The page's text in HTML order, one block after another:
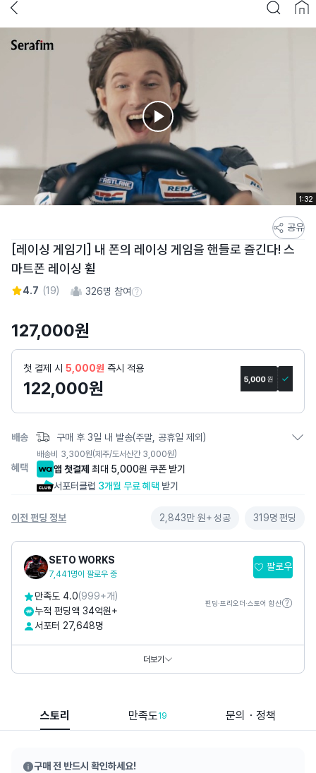
1:32
토
어
스
토
상
공유
[레이싱 게임기] 내 폰의 레이싱 게임을 핸들로 즐긴다! 스
마트폰 레이싱 휠
4.7 (19) 326명 참여참여 수 정보
127,000원
첫 결제 시 5,000원 즉시 적용
122,000원
배송 구매 후 3일 내 발송(주말, 공휴일 제외)
배송비 3,300원(제주/도서산간 3,000원)
혜택 앱 첫결제 최대 5,000원 쿠폰 받기
서포터클럽 3개월 무료 혜택 받기
이전 펀딩 정보 2,843만 원+성공 319명 펀딩
SETO WORKS
7,441명이 팔로우 중
팔로우
만족도 4.0(999+개)
누적 펀딩액 34억원+
서포터 27,648명
펀딩·프리오더·스토어 합산
더보기
스토리 만족도19 문의・정책
구매 전 반드시 확인하세요!